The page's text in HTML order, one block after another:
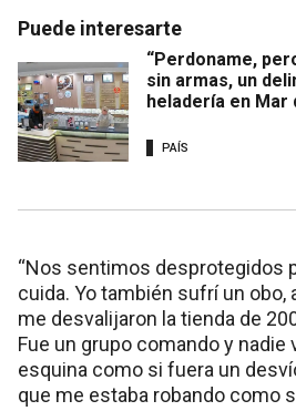
Puede interesarte
“Perdoname,
sin armas, un
heladería en Mar
PAÍS
“Nos sentimos desprotegidos
cuida. Yo también sufrí un obo,
me desvalijaron la tienda de
Fue un grupo comando y nadie
esquina como si fuera un
que me estaba robando como